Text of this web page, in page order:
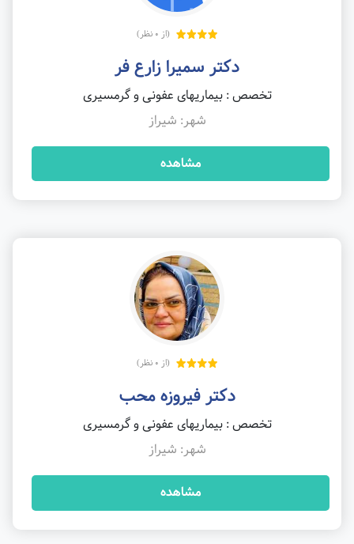
(از 0 نظر)
دکتر سمیرا زارع فر
تخصص : بیماریهای عفونی و گرمسیری
شهر: شیراز
مشاهده
(از 0 نظر)
دکتر فیروزه محب
تخصص : بیماریهای عفونی و گرمسیری
شهر: شیراز
مشاهده